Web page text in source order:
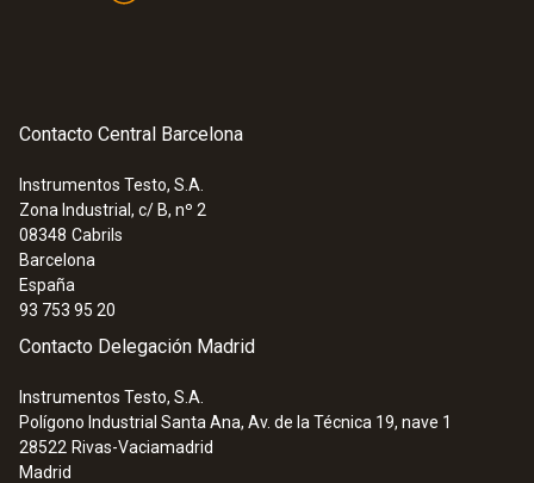
Contacto Central Barcelona
Instrumentos Testo, S.A.
Zona Industrial, c/ B, nº 2
08348 Cabrils
Barcelona
España
93 753 95 20
Contacto Delegación Madrid
Instrumentos Testo, S.A.
Polígono Industrial Santa Ana, Av. de la Técnica 19, nave 1
28522 Rivas-Vaciamadrid
Madrid